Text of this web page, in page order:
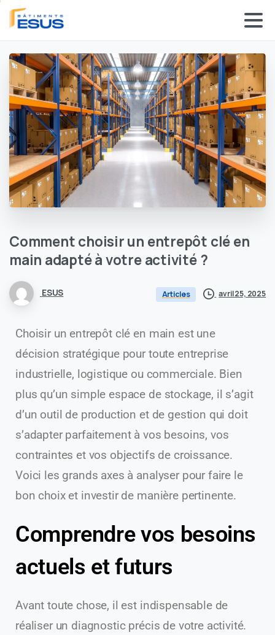
Commentchoisirun entrepôt cléen
main adaptéàvotre activité ?
ESUS Articles avril 25, 2025
Choisir un entrepôt clé en main est une
décision stratégique pour toute entreprise
industrielle, logistique ou commerciale. Bien
plus qu’un simple espace de stockage, il s’agit
d’un outil de production et de gestion qui doit
s’adapter parfaitement à vos besoins, vos
contraintes et vos objectifs de croissance.
Voici les grands axes à analyser pour faire le
bon choix et investir de manière pertinente.
Comprendre vos besoins
actuels et futurs
Avant toute chose, il est indispensable de
réaliser un diagnostic précis de votre activité.
Panneau de gestion des cookies